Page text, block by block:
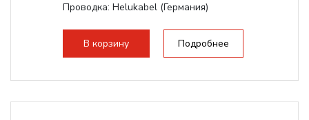
Проводка: Helukabel (Германия)
В корзину
Подробнее